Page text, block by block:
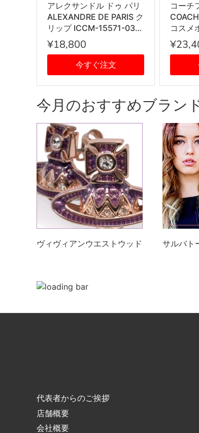
アレクサンドル ドゥ パリ
ALEXANDRE DE PARIS ク
リップ ICCM-15571-03
IVO I1 PINCES VENDOME
ヴァンドーム Mサイズ ス
ワロフスキークリスタル
髪留め レディース アイボ
リー系
¥18,800
今すぐ注文
コーチ
コスメ
チ
ース ブ
今月のおすすめブラン
ヴィヴィアンウエストウッド サルバト
代表者からのご挨拶
店舗概要
会社概要